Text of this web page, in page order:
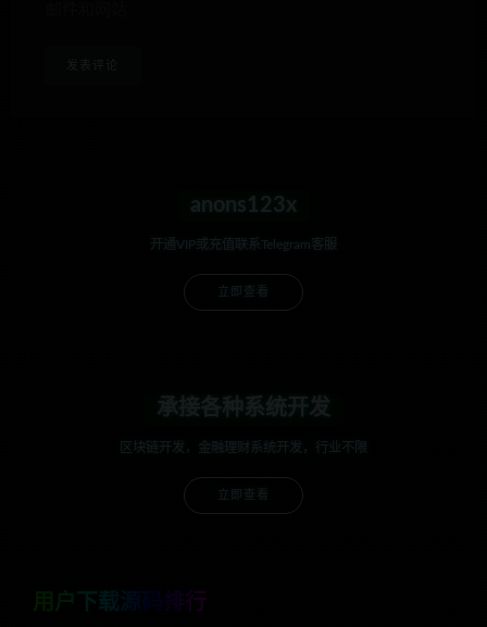
anons123x
开通VIP或充值联系Telegram客服
立即查看
承接各种系统开发
区块链开发，金融理财系统开发，行业不限
立即查看
用户下载源码排行